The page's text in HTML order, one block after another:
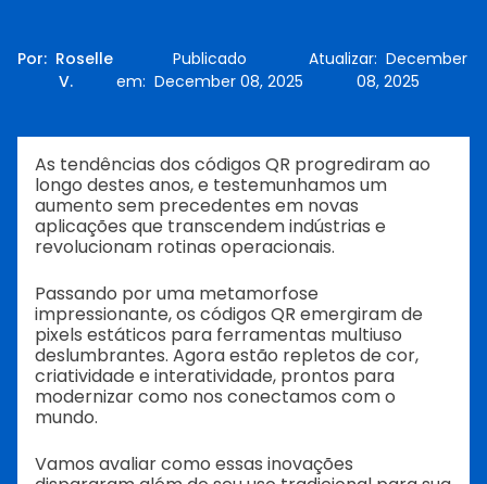
Por: Roselle
V.
Publicado
em: December 08, 2025
Atualizar: December
08, 2025
As tendências dos códigos QR progrediram ao
longo destes anos, e testemunhamos um
aumento sem precedentes em novas
aplicações que transcendem indústrias e
revolucionam rotinas operacionais.
Passando por uma metamorfose
impressionante, os códigos QR emergiram de
pixels estáticos para ferramentas multiuso
deslumbrantes. Agora estão repletos de cor,
criatividade e interatividade, prontos para
modernizar como nos conectamos com o
mundo.
Vamos avaliar como essas inovações